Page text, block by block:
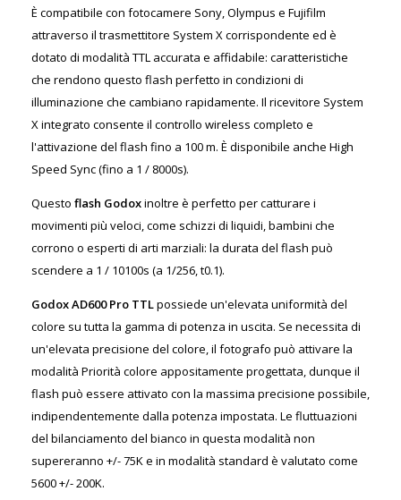
È compatibile con fotocamere Sony, Olympus e Fujifilm
attraverso il trasmettitore System X corrispondente ed è
dotato di modalità TTL accurata e affidabile: caratteristiche
che rendono questo flash perfetto in condizioni di
illuminazione che cambiano rapidamente. Il ricevitore System
X integrato consente il controllo wireless completo e
l'attivazione del flash fino a 100 m. È disponibile anche High
Speed ​​Sync (fino a 1 / 8000s).
Questo flash Godoxinoltre è perfetto per catturare i
movimenti più veloci, come schizzi di liquidi, bambini che
corrono o esperti di arti marziali: la durata del flash può
scendere a 1 / 10100s (a 1/256, t0.1).
Godox AD600 Pro TTLpossiede un'elevata uniformità del
colore su tutta la gamma di potenza in uscita. Se necessita di
un'elevata precisione del colore, il fotografo può attivare la
modalità Priorità colore appositamente progettata, dunque il
flash può essere attivato con la massima precisione possibile,
indipendentemente dalla potenza impostata. Le fluttuazioni
del bilanciamento del bianco in questa modalità non
supereranno +/- 75K e in modalità standard è valutato come
5600 +/- 200K.